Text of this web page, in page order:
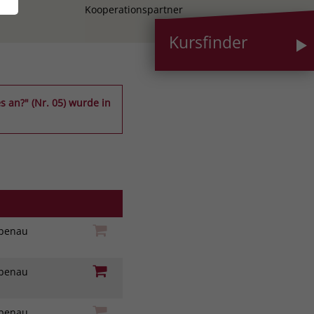
Kooperationspartner
Kursfinder
an?" (Nr. 05) wurde in